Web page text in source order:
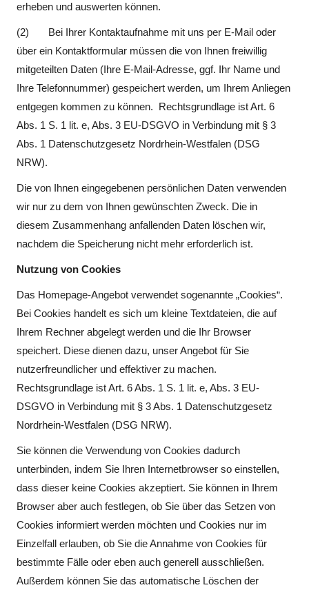
erheben und auswerten können.
(2) Bei Ihrer Kontaktaufnahme mit uns per E-Mail oder
über ein Kontaktformular müssen die von Ihnen freiwillig
mitgeteilten Daten (Ihre E-Mail-Adresse, ggf. Ihr Name und
Ihre Telefonnummer) gespeichert werden, um Ihrem Anliegen
entgegen kommen zu können. Rechtsgrundlage ist Art. 6
Abs. 1 S. 1 lit. e, Abs. 3 EU-DSGVO in Verbindung mit § 3
Abs. 1 Datenschutzgesetz Nordrhein-Westfalen (DSG
NRW).
Die von Ihnen eingegebenen persönlichen Daten verwenden
wir nur zu dem von Ihnen gewünschten Zweck. Die in
diesem Zusammenhang anfallenden Daten löschen wir,
nachdem die Speicherung nicht mehr erforderlich ist.
Nutzung von Cookies
Das Homepage-Angebot verwendet sogenannte „Cookies“.
Bei Cookies handelt es sich um kleine Textdateien, die auf
Ihrem Rechner abgelegt werden und die Ihr Browser
speichert. Diese dienen dazu, unser Angebot für Sie
nutzerfreundlicher und effektiver zu machen.
Rechtsgrundlage ist Art. 6 Abs. 1 S. 1 lit. e, Abs. 3 EU-
DSGVO in Verbindung mit § 3 Abs. 1 Datenschutzgesetz
Nordrhein-Westfalen (DSG NRW).
Sie können die Verwendung von Cookies dadurch
unterbinden, indem Sie Ihren Internetbrowser so einstellen,
dass dieser keine Cookies akzeptiert. Sie können in Ihrem
Browser aber auch festlegen, ob Sie über das Setzen von
Cookies informiert werden möchten und Cookies nur im
Einzelfall erlauben, ob Sie die Annahme von Cookies für
bestimmte Fälle oder eben auch generell ausschließen.
Außerdem können Sie das automatische Löschen der